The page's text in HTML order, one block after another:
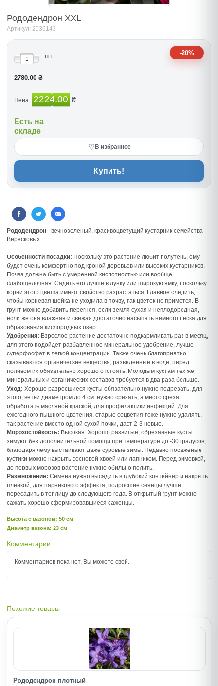
Рододендрон XXL
Артикул: 2036143
-20%
шт.
2780.00 ₴
Цена: 2224.00 ₴
Есть на
складе
♡ В избранное
Купить!
Рододендрон - вечнозеленый, красивоцветущий кустарник семейства
Вересковых.
Особенности посадки: Поскольку это растение любит полутень, ему
будет очень комфортно под кроной деревьев или высоких кустарников.
Почва должна быть с умеренной кислотностью или вообще
слабощелочная. Садить его лучше в лунку или широкую ямку, поскольку
корни этого цветка имеют свойство разрастаться. Главное следить,
чтобы корневая шейка не уходила в почву, так цветок не примется. В
грунт можно добавить перегноя, если земля сухая и неплодородная,
если же она влажная и свежая достаточно насыпать немного песка для
образования кислородных озер.
Удобрения: Взрослое растение достаточно подкармливать раз в месяц,
для этого подойдет разбавленное минеральное удобрение, лучше
суперфосфат в легкой концентрации. Также очень благоприятно
сказываются органические вещества, разведенные в воде, перед
поливом их обязательно хорошо отстоять. Молодым кустам тех же
минеральных и органических составов требуется в два раза больше.
Уход: Хорошо разросшиеся кусты обязательно нужно подрезать, для
этого, ветви диаметром до 4 см. нужно срезать, а место среза
обработать масляной краской, для профилактики инфекций. Для
ежегодного пышного цветения, старые соцветия тоже нужно удалять,
так растение вместо одной сухой почки, даст 2-3 новые.
Морозостойкость: Высокая. Хорошо развитые, обрезанные кусты
зимуют без дополнительной помощи при температуре до -30 градусов,
благодаря чему выстаивают даже суровые зимы. Недавно посаженые
кустики можно накрыть сосновой хвоей или лапником. Перед зимовкой,
до первых морозов растение нужно обильно полить.
Размножение: Семена нужно высадить в глубокий контейнер и накрыть
пленкой, для парникового эффекта, подросшие сеянцы лучше
пересадить в теплицу до следующего года. В открытый грунт можно
сажать хорошо сформировавшиеся саженцы.
Высота c вазоном: 50 см
Диаметр вазона: 23 см
Комментарии
Комментариев пока нет, Вы можете свой.
Похожие товары
Рододендрон плотный